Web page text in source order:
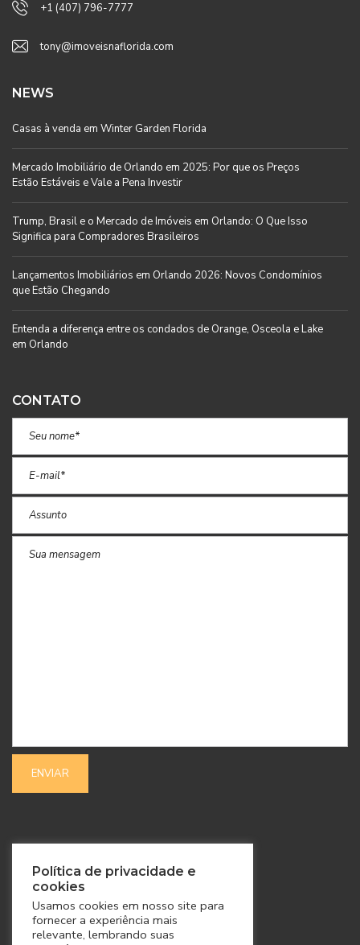
+1 (407) 796-7777
tony@imoveisnaflorida.com
NEWS
Casas à venda em Winter Garden Florida
Mercado Imobiliário de Orlando em 2025: Por que os Preços
Estão Estáveis e Vale a Pena Investir
Trump, Brasil e o Mercado de Imóveis em Orlando: O Que Isso
Significa para Compradores Brasileiros
Lançamentos Imobiliários em Orlando 2026: Novos Condomínios
que Estão Chegando
Entenda a diferença entre os condados de Orange, Osceola e Lake
em Orlando
CONTATO
SIGA-NOS
Política de privacidade e
cookies
Usamos cookies em nosso site para
fornecer a experiência mais
relevante, lembrando suas